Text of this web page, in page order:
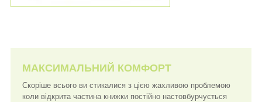
МАКСИМАЛЬНИЙ КОМФОРТ
Скоріше всього ви стикалися з цією жахливою проблемою
коли відкрита частина книжки постійно настовбурчується